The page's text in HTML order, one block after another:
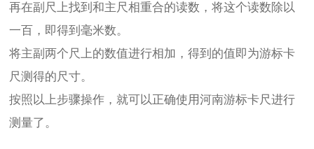
再在副尺上找到和主尺相重合的读数，将这个读数除以
一百，即得到毫米数。
将主副两个尺上的数值进行相加，得到的值即为游标卡
尺测得的尺寸。
按照以上步骤操作，就可以正确使用河南游标卡尺进行
测量了。